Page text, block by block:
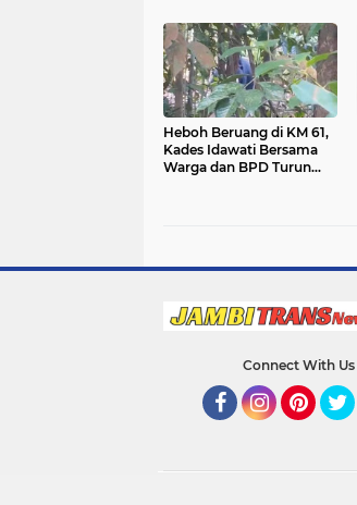
Heboh Beruang di KM 61,
Kades Idawati Bersama
Warga dan BPD Turun
Connect With Us